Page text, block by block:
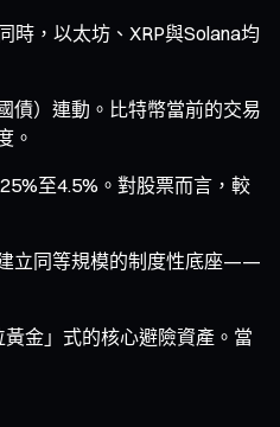
，以太坊、XRP與Solana均
債）連動。比特幣當前的交易
。
至4.5%。對股票而言，較
立同等規模的制度性底座——
金」式的核心避險資產。當